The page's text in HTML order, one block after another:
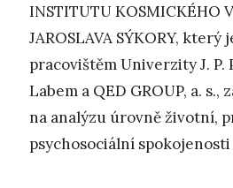
INSTITUTU KOSMICKÉHO
JAROSLAVA SÝKORY, který
pracovištěm Univerzity J. P.
Labem a QED GROUP, a.
na analýzu úrovně životní,
psychosociální